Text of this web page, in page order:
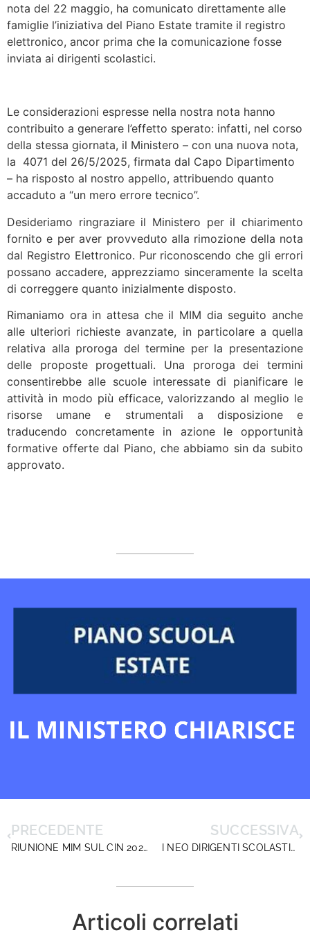
nota del 22 maggio, ha comunicato direttamente alle
famiglie l’iniziativa del Piano Estate tramite il registro
elettronico, ancor prima che la comunicazione fosse
inviata ai dirigenti scolastici.
Le considerazioni espresse nella nostra nota hanno
contribuito a generare l’effetto sperato: infatti, nel corso
della stessa giornata, il Ministero – con una nuova nota,
la 4071 del 26/5/2025, firmata dal Capo Dipartimento
– ha risposto al nostro appello, attribuendo quanto
accaduto a “un mero errore tecnico”.
Desideriamo ringraziare il Ministero per il chiarimento
fornito e per aver provveduto alla rimozione della nota
dal Registro Elettronico. Pur riconoscendo che gli errori
possano accadere, apprezziamo sinceramente la scelta
di correggere quanto inizialmente disposto.
Rimaniamo ora in attesa che il MIM dia seguito anche
alle ulteriori richieste avanzate, in particolare a quella
relativa alla proroga del termine per la presentazione
delle proposte progettuali. Una proroga dei termini
consentirebbe alle scuole interessate di pianificare le
attività in modo più efficace, valorizzando al meglio le
risorse umane e strumentali a disposizione e
traducendo concretamente in azione le opportunità
formative offerte dal Piano, che abbiamo sin da subito
approvato.
PRECEDENTE
RIUNIONE MIM SUL CIN 2024/2025: NESSUNA SOTTOSCRIZIONE AL MOMENTO
SUCCESSIVA
I NEO DIRIGENTI SCOLASTICI DEL CONCORSO ORDINARIO RISPONDONO ALL’APPELLO DI DIRIGENTISCUOLA
Articoli correlati